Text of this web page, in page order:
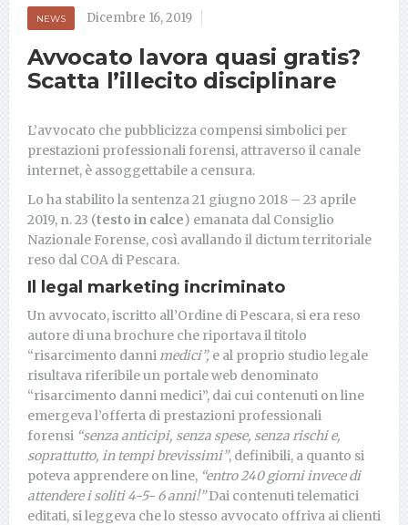
NEWS Dicembre 16, 2019
Avvocato lavora quasi gratis?
Scatta l’illecito disciplinare
L’avvocato che pubblicizza compensi simbolici per
prestazioni professionali forensi, attraverso il canale
internet, è assoggettabile a censura.
Lo ha stabilito la sentenza 21 giugno 2018 – 23 aprile
2019, n. 23 (testo in calce) emanata dal Consiglio
Nazionale Forense, così avallando il dictum territoriale
reso dal COA di Pescara.
Il legal marketing incriminato
Un avvocato, iscritto all’Ordine di Pescara, si era reso
autore di una brochure che riportava il titolo
“risarcimento danni medici”, e al proprio studio legale
risultava riferibile un portale web denominato
“risarcimento danni medici”, dai cui contenuti on line
emergeva l’offerta di prestazioni professionali
forensi “senza anticipi, senza spese, senza rischi e,
soprattutto, in tempi brevissimi”, definibili, a quanto si
poteva apprendere on line, “entro 240 giorni invece di
attendere i soliti 4-5- 6 anni!”Dai contenuti telematici
editati, si leggeva che lo stesso avvocato offriva ai clienti